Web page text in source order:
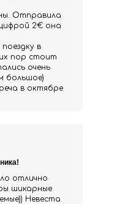
Отправила
2€ она
в
пор стоит
очень
большое)
в октябре
отлично
шикарные
Невеста